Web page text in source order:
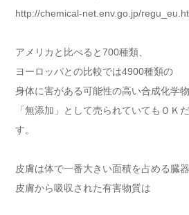
http://chemical-net.env.go.jp/
アメリカと比べると700種類、
ヨーロッパとの比較では4900種類の
身体に害がある可能性の高い合成化学
「無添加」として売られていてもＯＫ
す。
皮膚は体で一番大きい面積を占める臓器
皮膚から吸収された有害物質は